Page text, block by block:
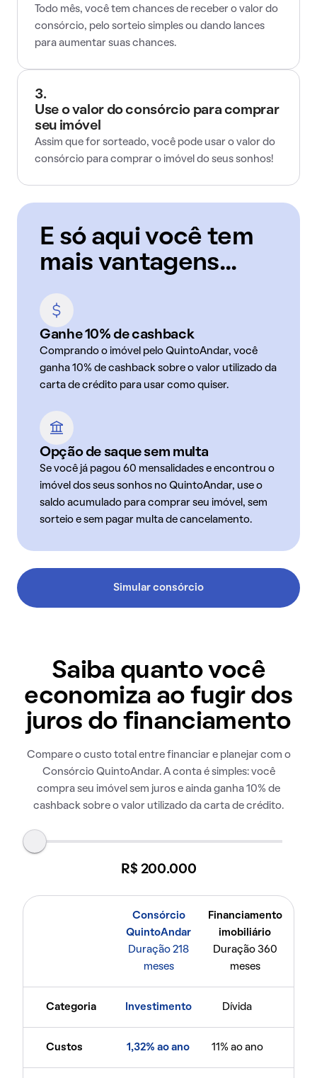
Todo mês, você tem chances de receber o valor do
consórcio, pelo sorteio simples ou dando lances
para aumentar suas chances.
3.
Use o valor do consórcio para comprar
seu imóvel
Assim que for sorteado, você pode usar o valor do
consórcio para comprar o imóvel do seus sonhos!
E só aqui você tem
mais vantagens...
Ganhe 10% de cashback
Comprando o imóvel pelo QuintoAndar, você
ganha 10% de cashback sobre o valor utilizado da
carta de crédito para usar como quiser.
Opção de saque sem multa
Se você já pagou 60 mensalidades e encontrou o
imóvel dos seus sonhos no QuintoAndar, use o
saldo acumulado para comprar seu imóvel, sem
sorteio e sem pagar multa de cancelamento.
Simular consórcio
Saiba quanto você
economiza ao fugir dos
juros do financiamento
Compare o custo total entre financiar e planejar com o
Consórcio QuintoAndar. A conta é simples: você
compra seu imóvel sem juros e ainda ganha 10% de
cashback sobre o valor utilizado da carta de crédito.
R$ 200.000
Consórcio
QuintoAndar
Duração 218
meses
Financiamento
imobiliário
Duração 360
meses
Categoria Investimento Dívida
Custos 1,32% ao ano 11% ao ano